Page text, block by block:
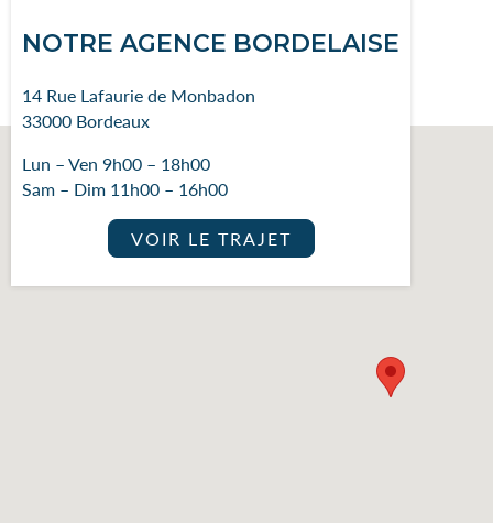
NOTRE AGENCE BORDELAISE
14 Rue Lafaurie de Monbadon
33000 Bordeaux
Lun – Ven 9h00 – 18h00
Sam – Dim 11h00 – 16h00
VOIR LE TRAJET